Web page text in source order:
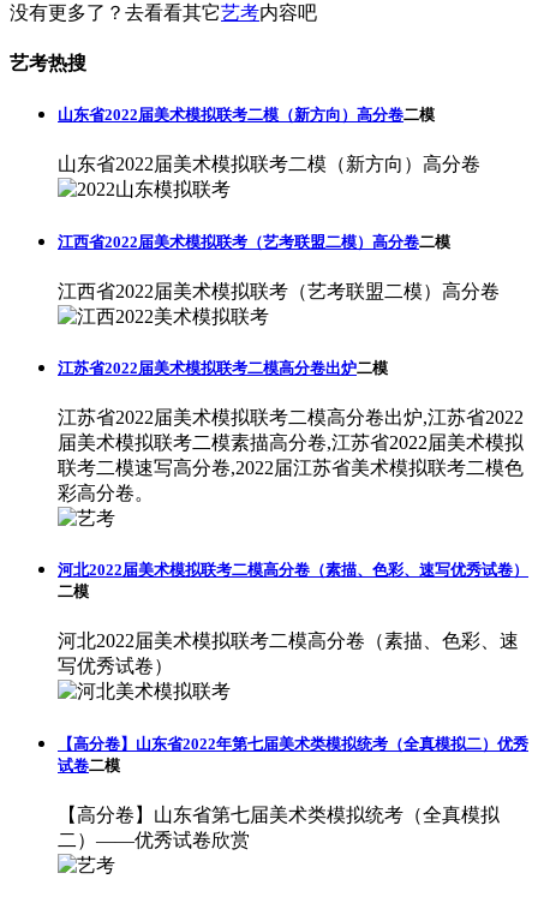
没有更多了？去看看其它艺考内容吧
艺考热搜
山东省2022届美术模拟联考二模（新方向）高分卷二模
山东省2022届美术模拟联考二模（新方向）高分卷
江西省2022届美术模拟联考（艺考联盟二模）高分卷二模
江西省2022届美术模拟联考（艺考联盟二模）高分卷
江苏省2022届美术模拟联考二模高分卷出炉二模
江苏省2022届美术模拟联考二模高分卷出炉,江苏省2022
届美术模拟联考二模素描高分卷,江苏省2022届美术模拟
联考二模速写高分卷,2022届江苏省美术模拟联考二模色
彩高分卷。
河北2022届美术模拟联考二模高分卷（素描、色彩、速写优秀试卷）
二模
河北2022届美术模拟联考二模高分卷（素描、色彩、速
写优秀试卷）
【高分卷】山东省2022年第七届美术类模拟统考（全真模拟二）优秀
试卷二模
【高分卷】山东省第七届美术类模拟统考（全真模拟
二）——优秀试卷欣赏